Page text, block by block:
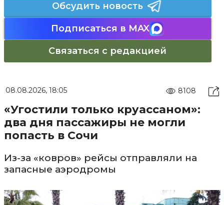
Обсудить новость
Подписаться в MAX
Связаться с редакцией
08.08.2026, 18:05 8108
«Угостили только круассаном»:
два дня пассажиры не могли
попасть в Сочи
Из-за «ковров» рейсы отправляли на
запасные аэродромы